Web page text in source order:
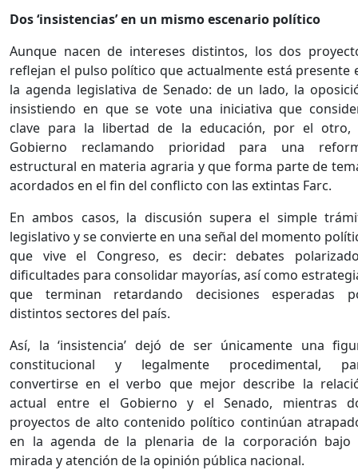
Dos ‘insistencias’ en un mismo escenario político
Aunque nacen de intereses distintos, los dos
reflejan el pulso político que actualmente está presente
la agenda legislativa de Senado: de un lado, la
insistiendo en que se vote una iniciativa que
clave para la libertad de la educación, por el otro,
Gobierno reclamando prioridad para una
estructural en materia agraria y que forma parte de
acordados en el fin del conflicto con las extintas Farc.
En ambos casos, la discusión supera el simple
legislativo y se convierte en una señal del momento
que vive el Congreso, es decir: debates
dificultades para consolidar mayorías, así como
que terminan retardando decisiones esperadas
distintos sectores del país.
Así, la ‘insistencia’ dejó de ser únicamente una
constitucional y legalmente procedimental,
convertirse en el verbo que mejor describe la
actual entre el Gobierno y el Senado, mientras
proyectos de alto contenido político continúan
en la agenda de la plenaria de la corporación bajo
mirada y atención de la opinión pública nacional.